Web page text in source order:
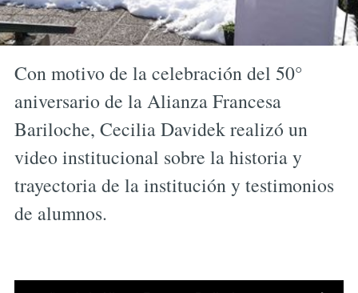
Con motivo de la celebración del 50°
aniversario de la Alianza Francesa
Bariloche, Cecilia Davidek realizó un
video institucional sobre la historia y
trayectoria de la institución y testimonios
de alumnos.